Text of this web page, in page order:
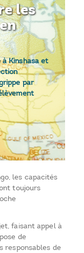
les
Kinshasa et
par
les capacités
toujours
faisant appel à
de
responsables de